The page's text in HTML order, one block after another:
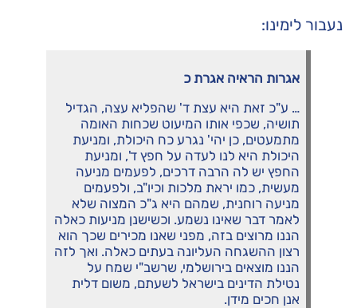
נעבור לימינו:
אגרות הראיה אגרת כ
… ע"כ זאת היא עצת ד' שהפליא עצה, הגדיל
תושיה, שכפי אותו המיעוט שכחות האומה
מתמעטים, כן יהי' נגרע כח היכולת, ומניעת
היכולת היא לנו לעדה על חפץ ד', ומניעת
החפץ יש לה הרבה דרכים, לפעמים מניעה
מעשית, כמו יראת מלכות וכיו"ב, ולפעמים
מניעה רוחנית, שמהם היא ג"כ המצוה שלא
לאמר דבר שאינו נשמע. וכשישנן מניעות כאלה
הננו מרוצים בזה, מפני שאנו מכירים שכך הוא
רצון ההשגחה העליונה בעתים כאלה. ואך לזה
הננו מוצאים בירושלמי, שרשב"י שמח על
נטילת הדינים בישראל לשעתם, משום דלית
אנן חכים מידן.